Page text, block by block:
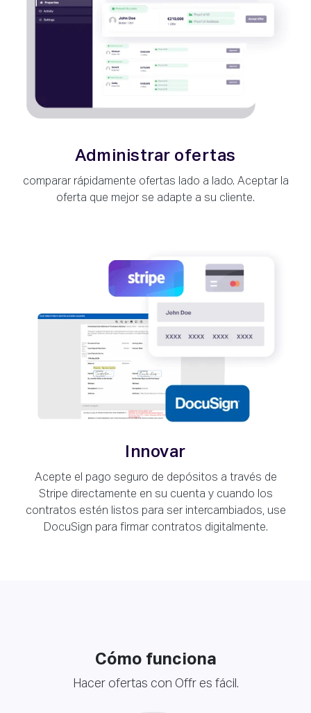
Administrar ofertas
comparar rápidamente ofertas lado a lado. Aceptar la
oferta que mejor se adapte a su cliente.
Innovar
Acepte el pago seguro de depósitos a través de
Stripe directamente en su cuenta y cuando los
contratos estén listos para ser intercambiados, use
DocuSign para firmar contratos digitalmente.
Cómo funciona
Hacer ofertas con Offr es fácil.